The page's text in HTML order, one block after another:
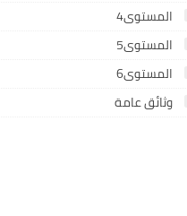
المستوى4
المستوى5
المستوى6
وثائق عامة